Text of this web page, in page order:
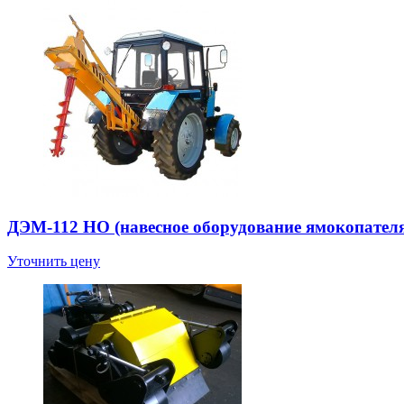
ДЭМ-112 НО (навесное оборудование
Уточнить цену